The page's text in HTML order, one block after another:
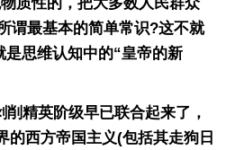
谓最基本的简单常识?这不就
思维认知中的“皇帝的新
精英阶级早已联合起来了，
的西方帝国主义(包括其走狗日